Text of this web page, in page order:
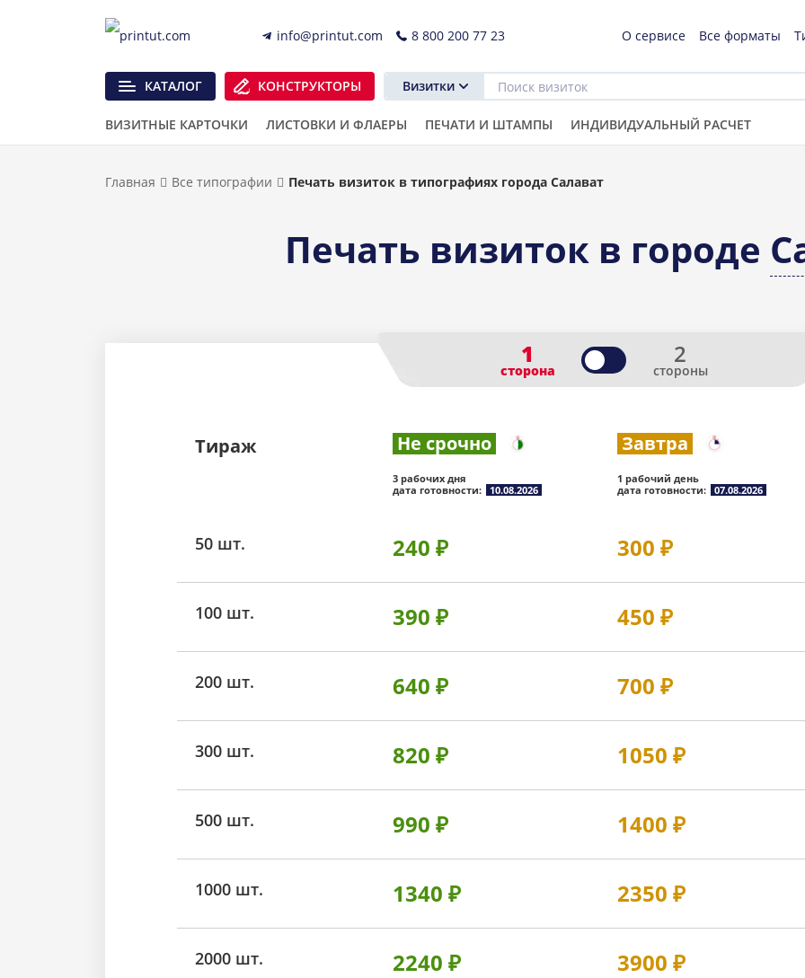
info@printut.com 8 800 200 77 23 О сервисе Все форматы
КАТАЛОГ КОНСТРУКТОРЫ Визитки
ВИЗИТНЫЕ КАРТОЧКИ ЛИСТОВКИ И ФЛАЕРЫ ПЕЧАТИ И ШТАМПЫ ИНДИВИДУАЛЬНЫЙ РАСЧЕТ
Главная Все типографии Печать визиток в типографиях города Салават
Печать визиток в городе
1
сторона
2
стороны
Тираж Не срочно
3 рабочих дня
дата готовности:
10.08.2026
Завтра
1 рабочий день
дата готовности: 07.08.2026
50 шт. 240 ₽ 300 ₽
100 шт. 390 ₽ 450 ₽
200 шт. 640 ₽ 700 ₽
300 шт. 820 ₽ 1050 ₽
500 шт. 990 ₽ 1400 ₽
1000 шт. 1340 ₽ 2350 ₽
2000 шт. 2240 ₽ 3900 ₽